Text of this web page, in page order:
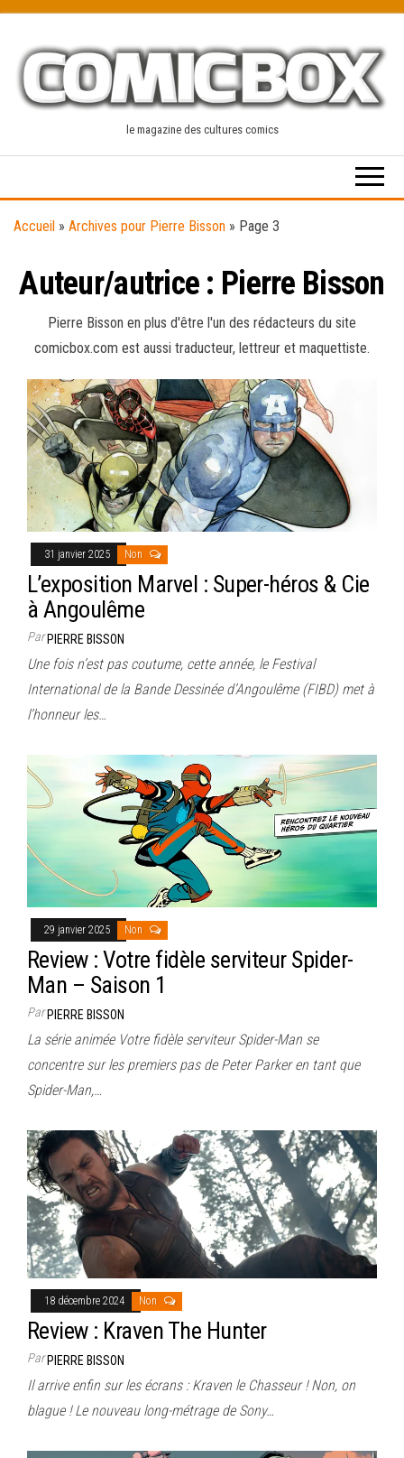
content
le magazine des cultures comics
Accueil » Archives pour Pierre Bisson » Page 3
Auteur/autrice : Pierre Bisson
Pierre Bisson en plus d'être l'un des rédacteurs du site
comicbox.com est aussi traducteur, lettreur et maquettiste.
31 janvier 2025 Non
L’exposition Marvel : Super-héros & Cie
à Angoulême
ParPIERRE BISSON
Une fois n’est pas coutume, cette année, le Festival
International de la Bande Dessinée d’Angoulême (FIBD) met à
l’honneur les…
29 janvier 2025 Non
Review : Votre fidèle serviteur Spider-
Man – Saison 1
ParPIERRE BISSON
La série animée Votre fidèle serviteur Spider-Man se
concentre sur les premiers pas de Peter Parker en tant que
Spider-Man,…
18 décembre 2024 Non
Review : Kraven The Hunter
ParPIERRE BISSON
Il arrive enfin sur les écrans : Kraven le Chasseur ! Non, on
blague ! Le nouveau long-métrage de Sony…